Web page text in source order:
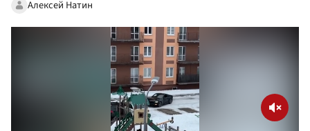
Алексей Натин